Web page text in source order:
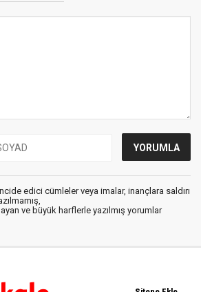
edici cümleler veya imalar, inançlara saldırı
ve büyük harflerle yazılmış yorumlar